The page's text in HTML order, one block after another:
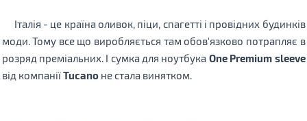
Італія - ​​це країна оливок, піци, спагетті і провідних будинків
моди. Тому все що виробляється там обов'язково потрапляє в
розряд преміальних. І сумка для ноутбука One Premium sleeve
від компаніїTucanoне стала винятком.